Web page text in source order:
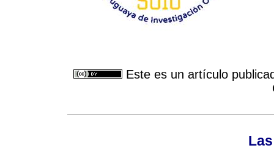
Este es un artículo